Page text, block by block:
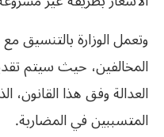
وتعمل الوزارة بالتنسيق
المخالفين، حيث سيتم
العدالة وفق هذا
المتسببين في المضاربة.